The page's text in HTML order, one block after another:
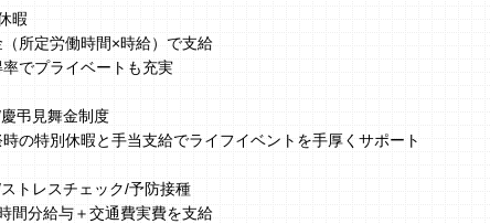
暇
（所定労働時間×時給）で支給
率でプライベートも充実
弔見舞金制度
時の特別休暇と手当支給でライフイベントを手厚くサポート
トレスチェック/予防接種
間分給与＋交通費実費を支給